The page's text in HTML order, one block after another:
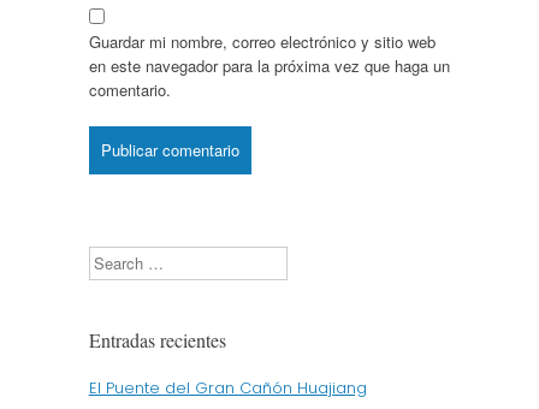
Guardar mi nombre, correo electrónico y sitio web
en este navegador para la próxima vez que haga un
comentario.
Search
Entradas recientes
El Puente del Gran Cañón Huajiang